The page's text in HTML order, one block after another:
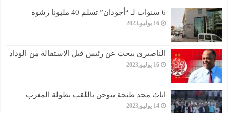
6 سنوات لـ “أجودان” تسلم 40 مليونا رشوة
16 يوليو,2023
الناصيري يبحث عن رئيس قبل الاستقالة من الوداد
16 يوليو,2023
اناث مجد طنجة يتوجن باللقب بطولة المغرب
14 يوليو,2023